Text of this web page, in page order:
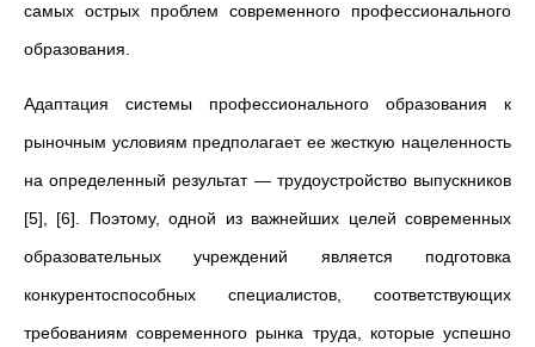
самых острых проблем современного профессионального
образования.
Адаптация системы профессионального образования к
рыночным усло­виям предполагает ее жесткую нацеленность
на определенный результат — трудо­устройство выпускников
[5], [6]. Поэтому, одной из важнейших целей современных
образовательных учреждений является подготовка
конкурентоспособных специалистов, соответствующих
требованиям современного рынка труда, которые успешно